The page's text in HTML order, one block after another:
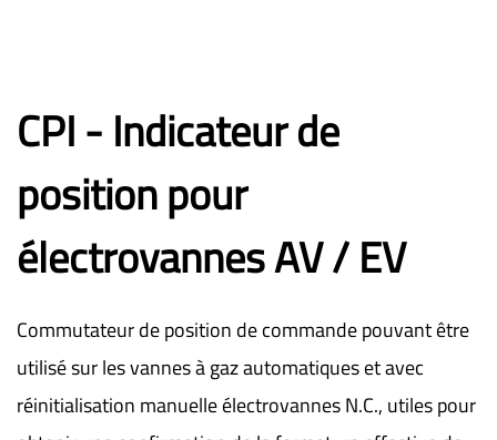
CPI - Indicateur de
position pour
électrovannes AV / EV
Commutateur de position de commande pouvant être
utilisé sur les vannes à gaz automatiques et avec
réinitialisation manuelle électrovannes N.C., utiles pour